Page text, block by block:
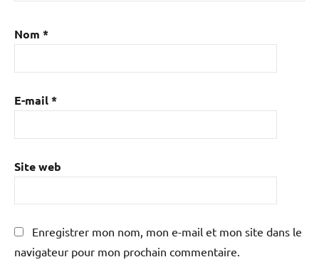
Nom *
E-mail*
Site web
Enregistrer mon nom, mon e-mail et mon site dans le
navigateur pour mon prochain commentaire.